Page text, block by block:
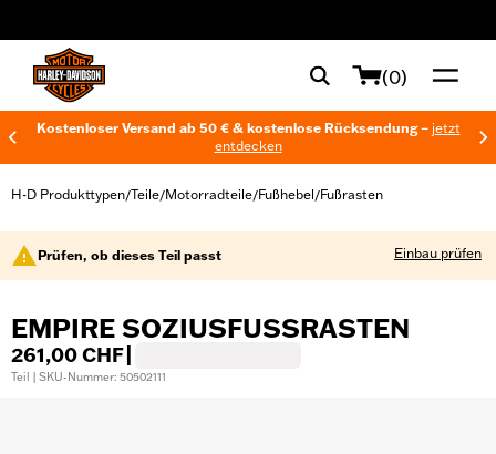
(0)
Kostenloser Versand ab 50 € & kostenlose Rücksendung – jetzt
entdecken
H-D Produkttypen/Teile/Motorradteile/Fußhebel/Fußrasten
Prüfen, ob dieses Teil passt Einbau prüfen
EMPIRE SOZIUSFUSSRASTEN
261,00 CHF
Teil | SKU-Nummer: 50502111